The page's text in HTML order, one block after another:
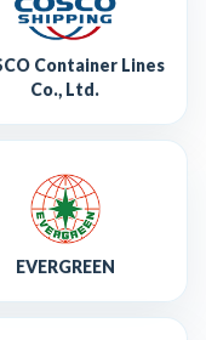
Container Lines
Co., Ltd.
EVERGREEN